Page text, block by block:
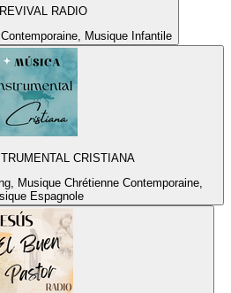
RADIO
Musique Infantile
CRISTIANA
Musique Chrétienne Contemporaine,
Espagnole